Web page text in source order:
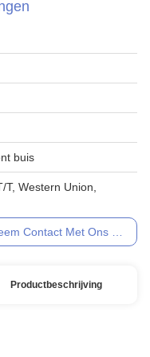
buis
T, Western Union,
Contact Met Ons Op
Productbeschrijving